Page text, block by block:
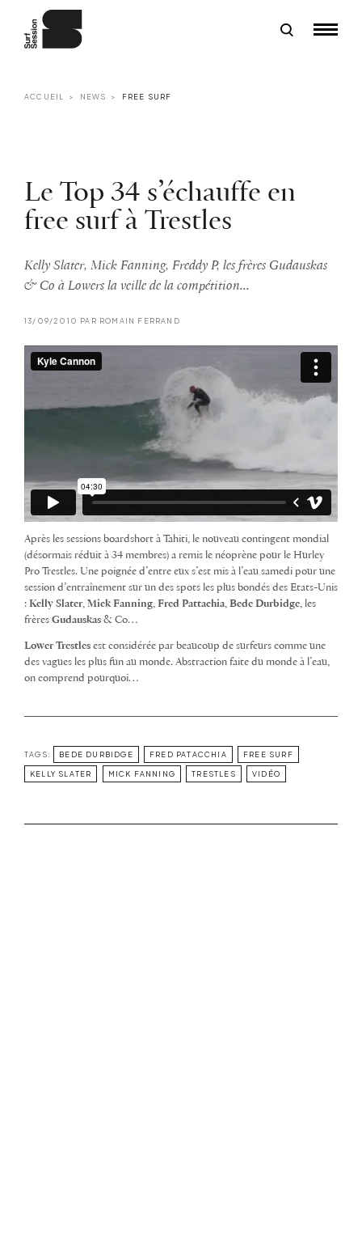
ACCUEIL NEWS FREE SURF
Le Top 34 s’échauffe en
free surf à Trestles
Kelly Slater, Mick Fanning, Freddy P, les frères Gudauskas
& Co à Lowers la veille de la compétition...
13/09/2010 PAR ROMAIN FERRAND
Après les sessions boardshort à Tahiti, le nouveau contingent mondial
(désormais réduit à 34 membres) a remis le néoprène pour le Hurley
Pro Trestles. Une poignée d’entre eux s’est mis à l’eau samedi pour une
session d’entraînement sur un des spots les plus bondés des Etats-Unis
: Kelly Slater, Mick Fanning, Fred Pattachia, Bede Durbidge, les
frères Gudauskas & Co…
Lower Trestles est considérée par beaucoup de surfeurs comme une
des vagues les plus fun au monde. Abstraction faite du monde à l’eau,
on comprend pourquoi…
TAGS: BEDE DURBIDGE FRED PATACCHIA FREE SURF
KELLY SLATER MICK FANNING TRESTLES VIDÉO